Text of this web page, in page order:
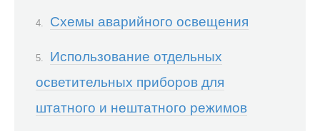
Схемы аварийного освещения
Использование отдельных
осветительных приборов для
штатного и нештатного режимов